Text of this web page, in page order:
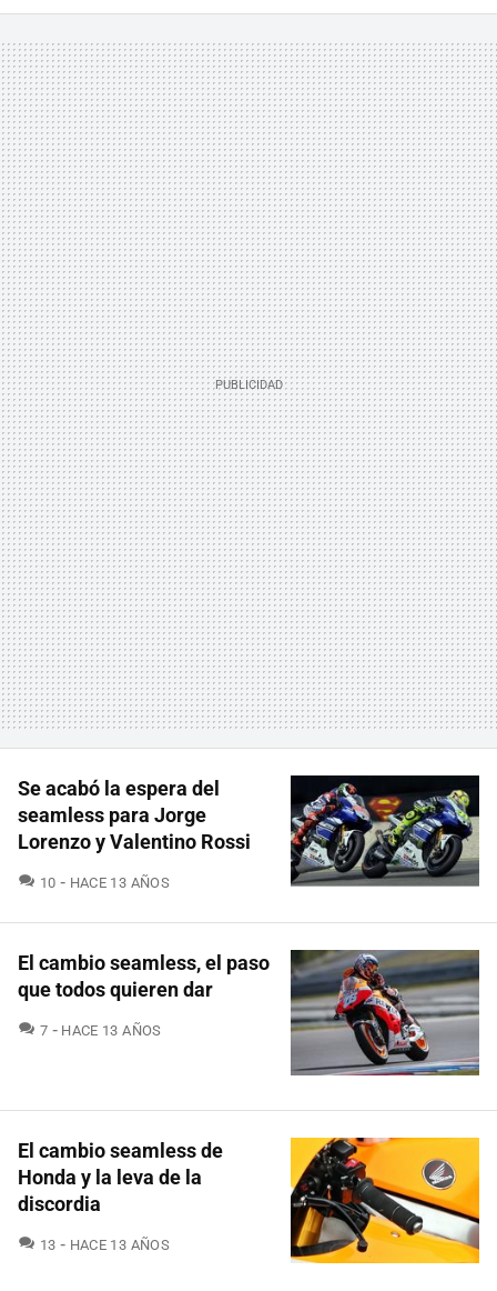
Se acabó la espera del
seamless para Jorge
Lorenzo y Valentino Rossi
10 COMENTARIOS
HACE 13 AÑOS
El cambio seamless, el paso
que todos quieren dar
7 COMENTARIOS
HACE 13 AÑOS
El cambio seamless de
Honda y la leva de la
discordia
13 COMENTARIOS
HACE 13 AÑOS